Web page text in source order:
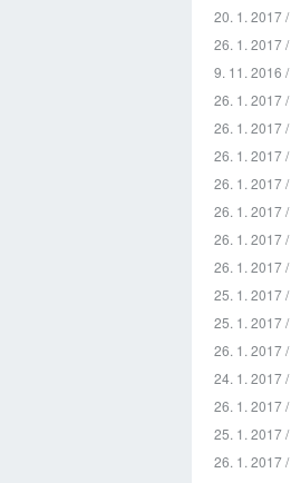
20. 1. 2017 /
26. 1. 2017 /
9. 11. 2016 /
26. 1. 2017 /
26. 1. 2017 /
26. 1. 2017 /
26. 1. 2017 /
26. 1. 2017 /
26. 1. 2017 /
26. 1. 2017 /
25. 1. 2017 /
25. 1. 2017 /
26. 1. 2017 /
24. 1. 2017 /
26. 1. 2017 /
25. 1. 2017 /
26. 1. 2017 /